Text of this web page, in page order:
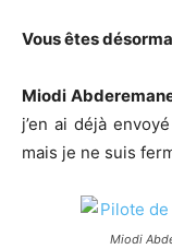
Vous êtes
Miodi
j’en ai déjà
mais je ne suis
Miodi